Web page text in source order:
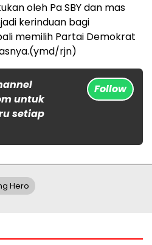
oleh Pa SBY dan mas
kerinduan bagi
memilih Partai Demokrat
rjn)
untuk
setiap
Follow
Hero